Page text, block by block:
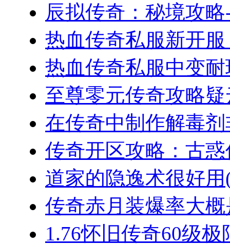
辰拟传奇：秘境攻
热血传奇私服新开
热血传奇私服中变
至尊零元传奇攻略
在传奇中制作解毒
传奇开区攻略：古
道家的隐逸术很好用
传奇赤月装爆率大
1.76怀旧传奇60级